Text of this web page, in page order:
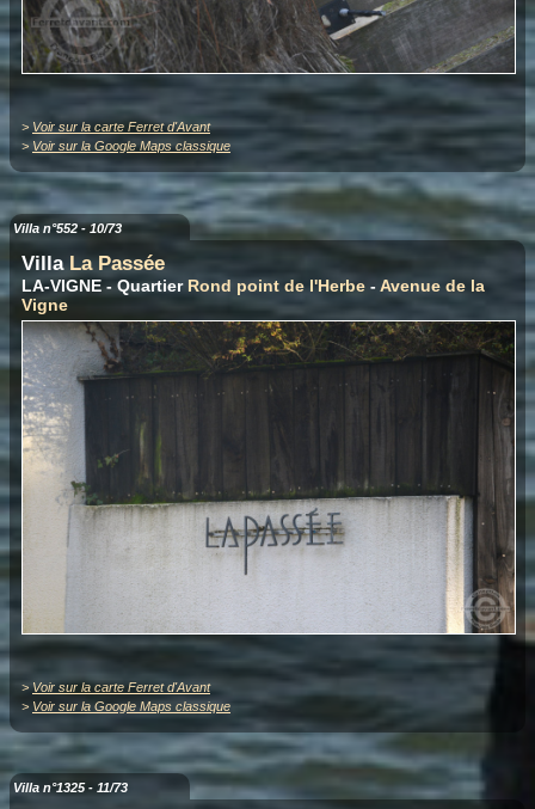
> Voir sur la carte Ferret d'Avant
> Voir sur la Google Maps classique
Villa n°552 - 10/73
Villa La Passée
LA-VIGNE - Quartier Rond point de l'Herbe -Avenue de la
Vigne
>Voir sur la carte Ferret d'Avant
> Voir sur la Google Maps classique
Villa n°1325 - 11/73